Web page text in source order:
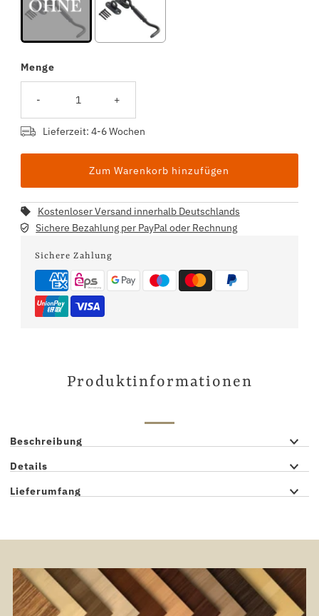
Selection will add
Menge
- +
Lieferzeit: 4-6 Wochen
Kostenloser Versand innerhalb Deutschlands
Sichere Bezahlung per PayPal oder Rechnung
Sichere Zahlung
Produktinformationen
Beschreibung
Details
Lieferumfang